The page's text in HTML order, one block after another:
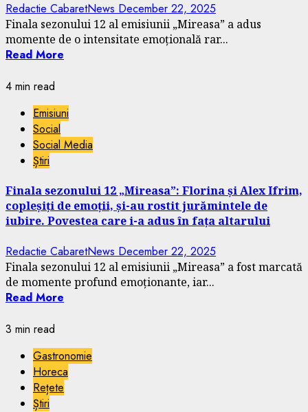
Redactie CabaretNews December 22, 2025
Finala sezonului 12 al emisiunii „Mireasa” a adus
momente de o intensitate emoțională rar...
Read More
4 min read
Emisiuni
Social
Social Media
Știri
Finala sezonului 12 „Mireasa”: Florina și Alex Ifrim,
copleșiți de emoții, și-au rostit jurămintele de
iubire. Povestea care i-a adus în fața altarului
Redactie CabaretNews December 22, 2025
Finala sezonului 12 al emisiunii „Mireasa” a fost marcată
de momente profund emoționante, iar...
Read More
3 min read
Gastronomie
Horeca
Rețete
Știri